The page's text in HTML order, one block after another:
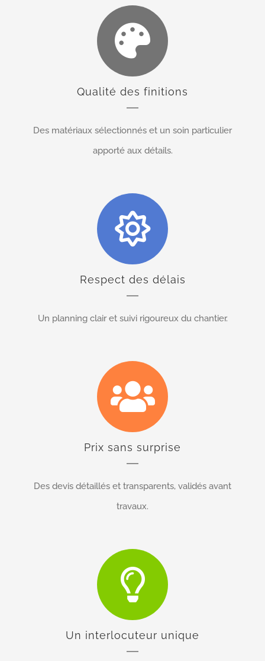
Qualité des finitions
Des matériaux sélectionnés et un soin particulier
apporté aux détails.
Respect des délais
Un planning clair et suivi rigoureux du chantier.
Prix sans surprise
Des devis détaillés et transparents, validés avant
travaux.
Un interlocuteur unique